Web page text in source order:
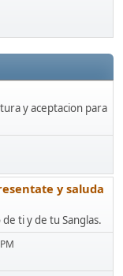
y aceptacion para
y saluda
ti y de tu Sanglas.